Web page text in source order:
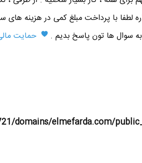
لطفا با پرداخت مبلغ کمی در هزینه های
سوال ها تون پاسخ بدیم .
حمایت
domains/elmefarda.com/